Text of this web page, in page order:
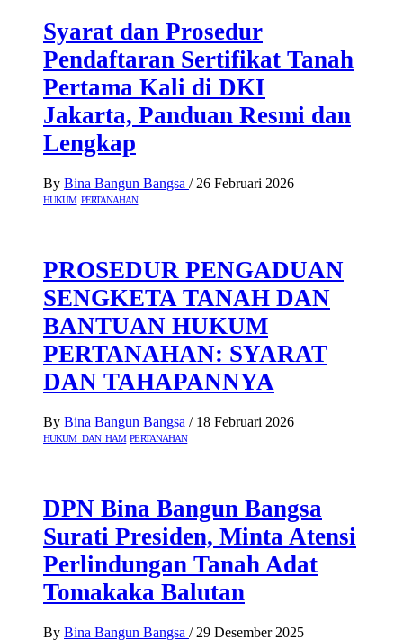
Syarat dan Prosedur
Pendaftaran Sertifikat Tanah
Pertama Kali di DKI
Jakarta, Panduan Resmi dan
Lengkap
By Bina Bangun Bangsa / 26 Februari 2026
HUKUM PERTANAHAN
PROSEDUR PENGADUAN
SENGKETA TANAH DAN
BANTUAN HUKUM
PERTANAHAN: SYARAT
DAN TAHAPANNYA
By Bina Bangun Bangsa / 18 Februari 2026
HUKUM DAN HAM PERTANAHAN
DPN Bina Bangun Bangsa
Surati Presiden, Minta Atensi
Perlindungan Tanah Adat
Tomakaka Balutan
By Bina Bangun Bangsa / 29 Desember 2025